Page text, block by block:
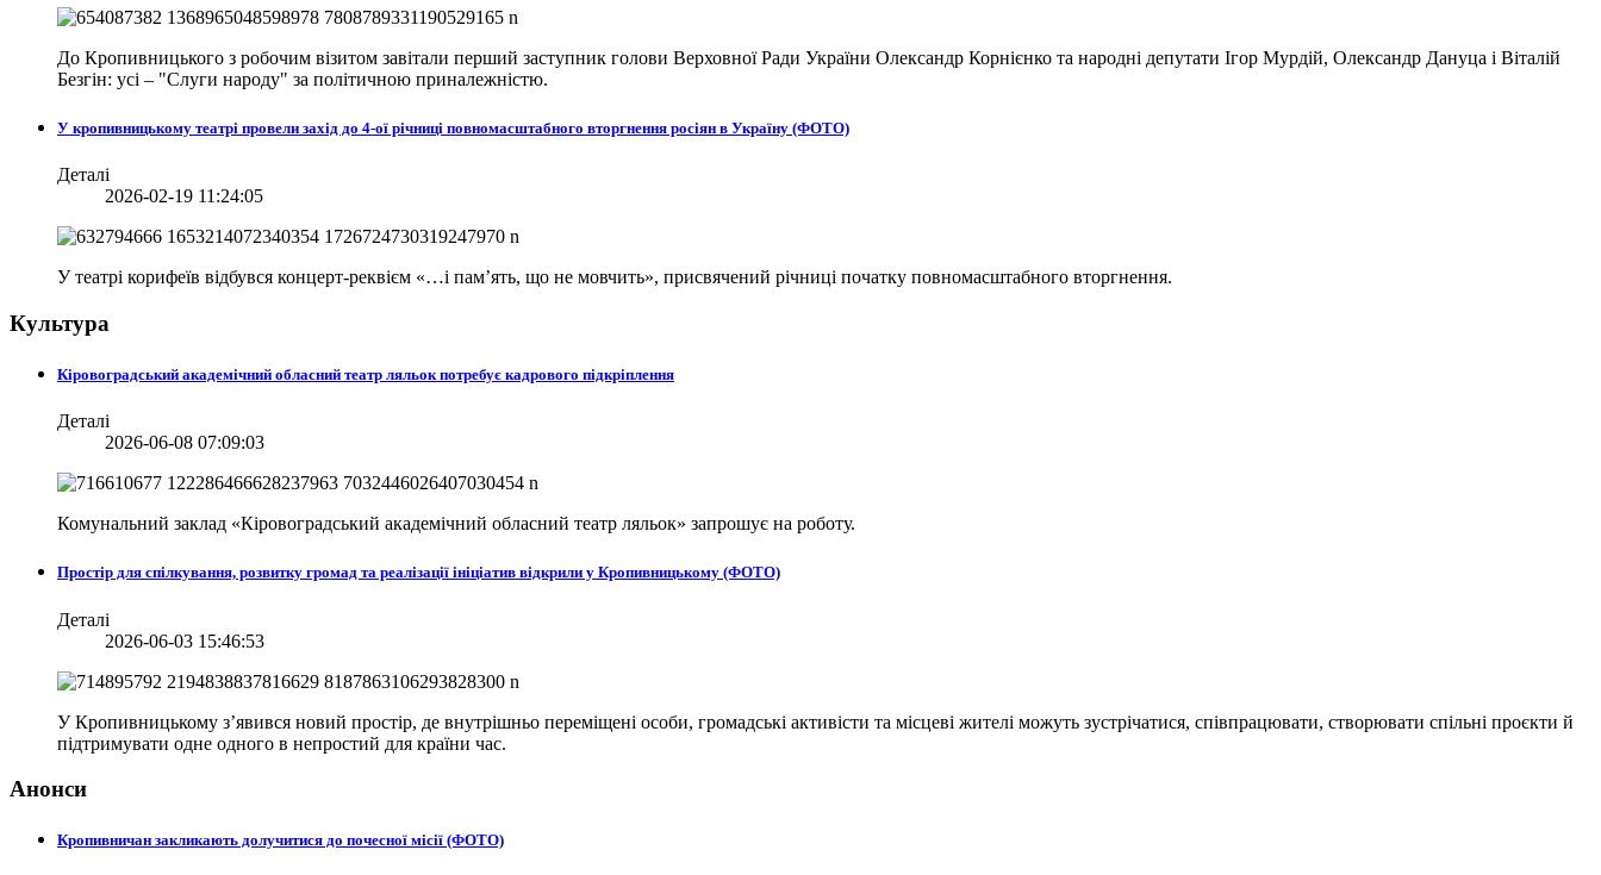
До Кропивницького з робочим візитом завітали перший заступник голови Верховної Ради України Олександр Корнієнко та народні депутати Ігор Мурдій, Олександр Дануца і Віталій
Безгін: усі – "Слуги народу" за політичною приналежністю.
У кропивницькому театрі провели захід до 4-ої річниці повномасштабного вторгнення росіян в Україну (ФОТО)
Деталі
2026-02-19 11:24:05
У театрі корифеїв відбувся концерт-реквієм «…і пам’ять, що не мовчить», присвячений річниці початку повномасштабного вторгнення.
Культура
Кіровоградський академічний обласний театр ляльок потребує кадрового підкріплення
Деталі
2026-06-08 07:09:03
Комунальний заклад «Кіровоградський академічний обласний театр ляльок» запрошує на роботу.
Простір для спілкування, розвитку громад та реалізації ініціатив відкрили у Кропивницькому (ФОТО)
Деталі
2026-06-03 15:46:53
У Кропивницькому з’явився новий простір, де внутрішньо переміщені особи, громадські активісти та місцеві жителі можуть зустрічатися, співпрацювати, створювати спільні проєкти й
підтримувати одне одного в непростий для країни час.
Анонси
Кропивничан закликають долучитися до почесної місії (ФОТО)